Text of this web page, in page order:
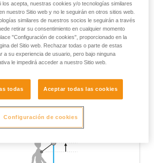
que sea posible el ASAP o el ASAP LOCK
de enganche del arnés.
los acepta, nuestras cookies y/o tecnologías similares
nuestro Sitio web y no le seguirán en otros sitios web.
similares de nuestros socios le seguirán a través
retirar su consentimiento en cualquier momento
"Configuración de cookies", proporcionado en la
del Sitio web. Rechazar todas o parte de estas
a su experiencia de usuario, pero bajo ninguna
le impedirá acceder a nuestro Sitio web.
todas Aceptar todas las cookies
Configuración de cookies